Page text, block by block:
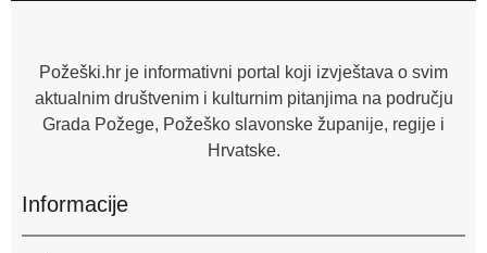
o
f
Požeški.hr je informativni portal koji izvještava o svim
aktualnim društvenim i kulturnim pitanjima na području
Grada Požege, Požeško slavonske županije, regije i
Hrvatske.
Informacije